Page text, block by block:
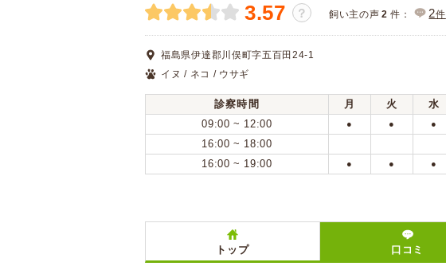
3.57 ？ 飼い主の声 2 件： 2件
福島県伊達郡川俣町字五百田24-1
イヌ / ネコ / ウサギ
診察時間 月 火 水
09:00 ~ 12:00
● ● ●
16:00 ~ 18:00
16:00 ~ 19:00 ● ● ●
トップ 口コミ